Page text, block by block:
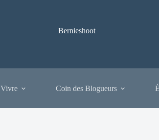
Bernieshoot
Coin des Blogueurs